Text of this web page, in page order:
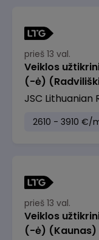
prieš 13 val.
Veiklos
(-ė)
JSC Lithuanian
2610 - 3910 €/
prieš 13 val.
Veiklos
(-ė) (Kaunas)